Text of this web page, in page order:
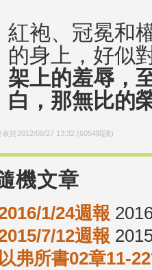
紅袍、冠冕和
的身上，好似
架上的羞辱，
白，那無比的
表於2012/08/27 13:32 (6054閱讀)
機文章
1/24週報
7/12週報
以弗所書02章11-